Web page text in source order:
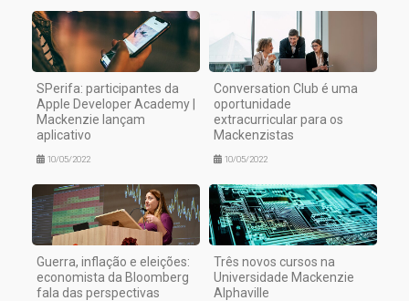
SPerifa: participantes da
Apple Developer Academy |
Mackenzie lançam
aplicativo
10/05/2022
Conversation Club é uma
oportunidade
extracurricular para os
Mackenzistas
10/05/2022
Guerra, inflação e eleições:
economista da Bloomberg
fala das perspectivas
Três novos cursos na
Universidade Mackenzie
Alphaville